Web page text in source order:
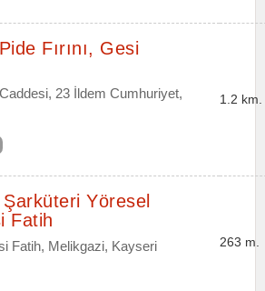
Fırını, Gesi
23 İldem Cumhuriyet,
1.2 km.
Yöresel
Fatih
Fatih, Melikgazi, Kayseri 263 m.